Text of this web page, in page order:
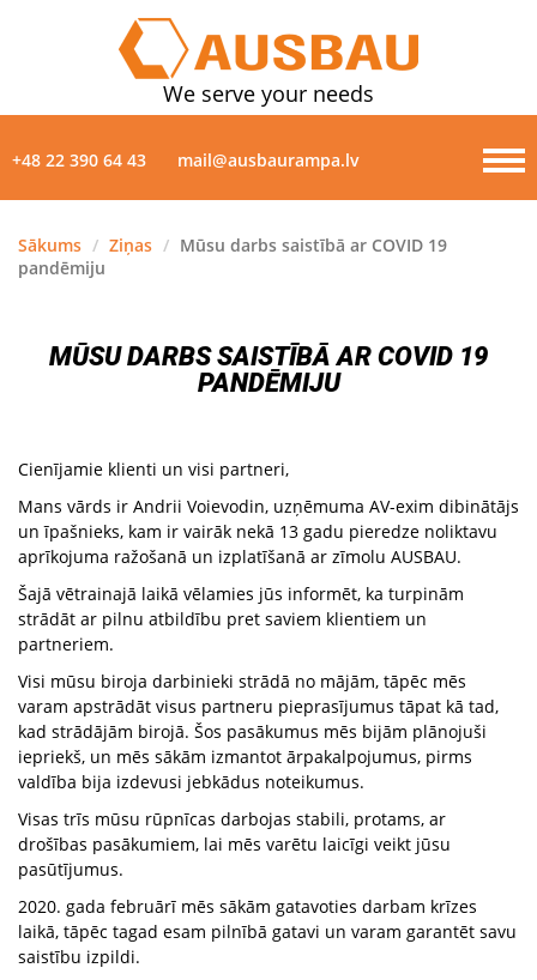
We serve your needs
+48 22 390 64 43 mail@ausbaurampa.lv
PRODUKTI
PAR MUMS
GALERIJA
KONTAKTI
Sākums / Ziņas / Mūsu darbs saistībā ar COVID 19
pandēmiju
MŪSU DARBS SAISTĪBĀ AR COVID 19
PANDĒMIJU
Cienījamie klienti un visi partneri,
Mans vārds ir Andrii Voievodin, uzņēmuma AV-exim dibinātājs
un īpašnieks, kam ir vairāk nekā 13 gadu pieredze noliktavu
aprīkojuma ražošanā un izplatīšanā ar zīmolu AUSBAU.
Šajā vētrainajā laikā vēlamies jūs informēt, ka turpinām
strādāt ar pilnu atbildību pret saviem klientiem un
partneriem.
Visi mūsu biroja darbinieki strādā no mājām, tāpēc mēs
varam apstrādāt visus partneru pieprasījumus tāpat kā tad,
kad strādājām birojā. Šos pasākumus mēs bijām plānojuši
iepriekš, un mēs sākām izmantot ārpakalpojumus, pirms
valdība bija izdevusi jebkādus noteikumus.
Visas trīs mūsu rūpnīcas darbojas stabili, protams, ar
drošības pasākumiem, lai mēs varētu laicīgi veikt jūsu
pasūtījumus.
2020. gada februārī mēs sākām gatavoties darbam krīzes
laikā, tāpēc tagad esam pilnībā gatavi un varam garantēt savu
saistību izpildi.